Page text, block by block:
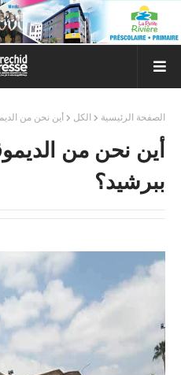
الصفحة الرئيسية الكل أين نحن من
أين نحن من
ببرشيد؟